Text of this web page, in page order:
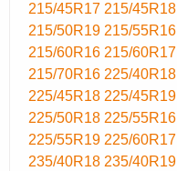
215/45R17 215/45R18
215/50R19 215/55R16
215/60R16 215/60R17
215/70R16 225/40R18
225/45R18 225/45R19
225/50R18 225/55R16
225/55R19 225/60R17
235/40R18 235/40R19